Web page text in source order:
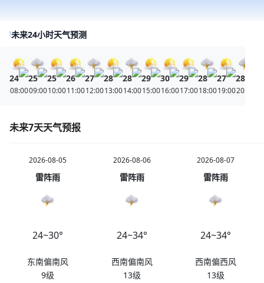
未来24小时天气预测
24
08:00
25
09:00
25
10:00
26
11:00
27
12:00
28
13:00
28
14:00
29
15:00
30
16:00
29
17:00
28
18:00
27
19:00
28
20:00
未来7天天气预报
2026-08-05
雷阵雨
24~30°
东南偏南风
9级
2026-08-06
雷阵雨
24~34°
西南偏南风
13级
2026-08-07
雷阵雨
24~34°
西南偏西风
13级